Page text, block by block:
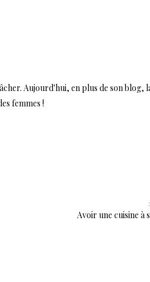
Aujourd'hui, en plus de son blog,
femmes !
Avoir une cuisine à